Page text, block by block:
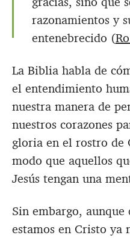
razonamientos y
entenebrecido (
La Biblia habla de
el entendimiento
nuestra manera de
nuestros corazones
gloria en el rostro de
modo que aquellos
Jesús tengan una
Sin embargo,
estamos en Cristo ya